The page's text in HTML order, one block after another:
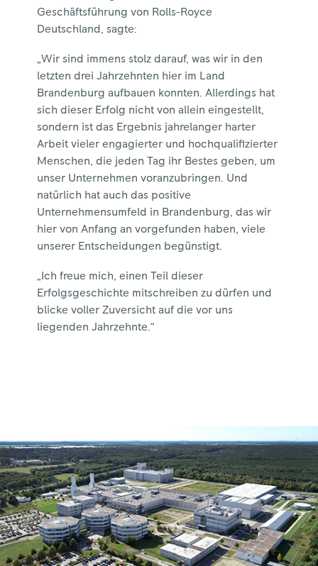
Geschäftsführung von Rolls-Royce
Deutschland, sagte:
„Wir sind immens stolz darauf, was wir in den
letzten drei Jahrzehnten hier im Land
Brandenburg aufbauen konnten. Allerdings hat
sich dieser Erfolg nicht von allein eingestellt,
sondern ist das Ergebnis jahrelanger harter
Arbeit vieler engagierter und hochqualifizierter
Menschen, die jeden Tag ihr Bestes geben, um
unser Unternehmen voranzubringen. Und
natürlich hat auch das positive
Unternehmensumfeld in Brandenburg, das wir
hier von Anfang an vorgefunden haben, viele
unserer Entscheidungen begünstigt.
„Ich freue mich, einen Teil dieser
Erfolgsgeschichte mitschreiben zu dürfen und
blicke voller Zuversicht auf die vor uns
liegenden Jahrzehnte.“